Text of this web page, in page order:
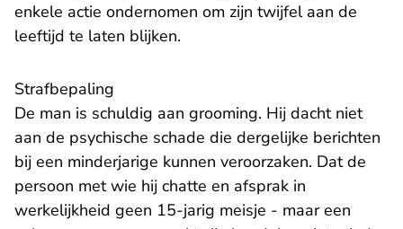
enkele actie ondernomen om zijn twijfel aan de
leeftijd te laten blijken.
​Strafbepaling
De man is schuldig aan grooming. Hij dacht niet
aan de psychische schade die dergelijke berichten
bij een minderjarige kunnen veroorzaken. Dat de
persoon met wie hij chatte en afsprak in
werkelijkheid geen 15-jarig meisje - maar een